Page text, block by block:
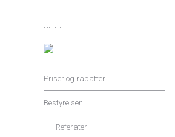
Klubben
Shop og Service
Priser og rabatter
Bestyrelsen
Referater